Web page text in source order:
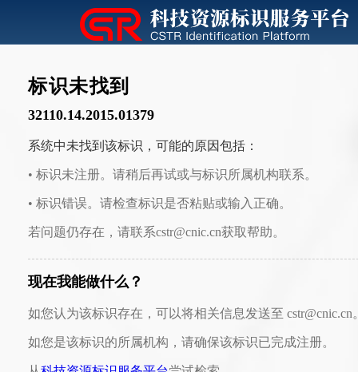
标识未找到
32110.14.2015.01379
系统中未找到该标识，可能的原因包括：
• 标识未注册。请稍后再试或与标识所属机构联系。
• 标识错误。请检查标识是否粘贴或输入正确。
若问题仍存在，请联系cstr@cnic.cn获取帮助。
现在我能做什么？
如您认为该标识存在，可以将相关信息发送至 cstr@cnic.cn
如您是该标识的所属机构，请确保该标识已完成注册。